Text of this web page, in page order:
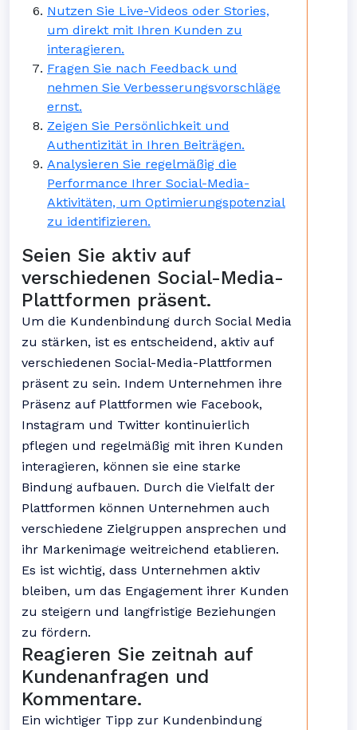
Nutzen Sie Live-Videos oder Stories,
um direkt mit Ihren Kunden zu
interagieren.
Fragen Sie nach Feedback und
nehmen Sie Verbesserungsvorschläge
ernst.
Zeigen Sie Persönlichkeit und
Authentizität in Ihren Beiträgen.
Analysieren Sie regelmäßig die
Performance Ihrer Social-Media-
Aktivitäten, um Optimierungspotenzial
zu identifizieren.
Seien Sie aktiv auf
verschiedenen Social-Media-
Plattformen präsent.
Um die Kundenbindung durch Social Media
zu stärken, ist es entscheidend, aktiv auf
verschiedenen Social-Media-Plattformen
präsent zu sein. Indem Unternehmen ihre
Präsenz auf Plattformen wie Facebook,
Instagram und Twitter kontinuierlich
pflegen und regelmäßig mit ihren Kunden
interagieren, können sie eine starke
Bindung aufbauen. Durch die Vielfalt der
Plattformen können Unternehmen auch
verschiedene Zielgruppen ansprechen und
ihr Markenimage weitreichend etablieren.
Es ist wichtig, dass Unternehmen aktiv
bleiben, um das Engagement ihrer Kunden
zu steigern und langfristige Beziehungen
zu fördern.
Reagieren Sie zeitnah auf
Kundenanfragen und
Kommentare.
Ein wichtiger Tipp zur Kundenbindung